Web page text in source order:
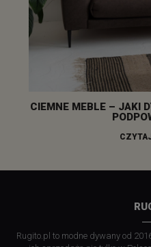
CIEMNE MEBLE – JAKI
Rugito.pl to modne dywany od